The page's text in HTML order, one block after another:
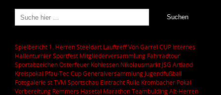
Spielbericht 1. HerrenSteeldart LauftreffVon Garrel CUP Internes
HallenturnierSportfest Mitgliederversammlung Fahrradtour
SportabzeichenOsterfeuer Kohlessen Nikolausmarkt JSG Artland
Kreispokal Pfau-Tec CupGeneralversammlung Jugendfußball
Fotogalerie stTVM Sportschau Eintracht Rulle Krombacher Pokal
Vorbereitung Remmers Hasetal MarathonTeambuldingAlt-Herren